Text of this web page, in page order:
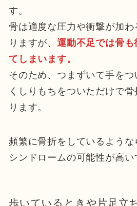
す。
骨は適度な圧力や衝撃が加わ
りますが、 運動不足では骨も
てしまいます。
そのため、つまずいて手を
くしりもちをついただけで
ります。
頻繁に骨折をしているよう
シンドロームの可能性が高い
歩いているときや片足立